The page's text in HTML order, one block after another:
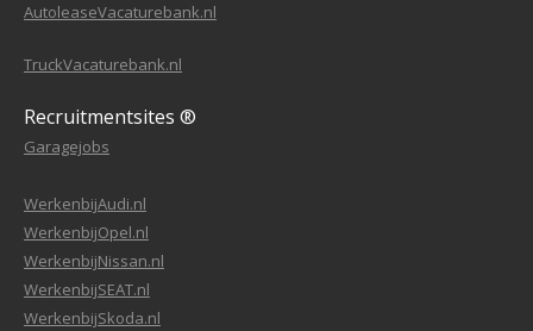
AutoleaseVacaturebank.nl
TruckVacaturebank.nl
Recruitmentsites ®
Garagejobs
WerkenbijAudi.nl
WerkenbijOpel.nl
WerkenbijNissan.nl
WerkenbijSEAT.nl
WerkenbijSkoda.nl